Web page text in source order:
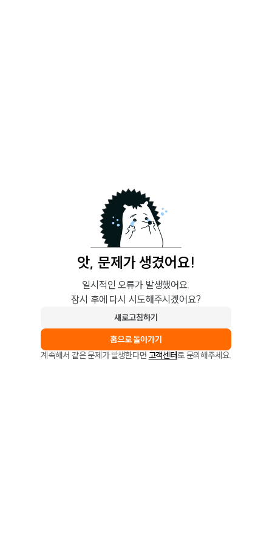
앗, 문제가 생겼어요!
일시적인 오류가 발생했어요.
잠시 후에 다시 시도해주시겠어요?
새로고침하기
홈으로 돌아가기
계속해서 같은 문제가 발생한다면 고객센터로 문의해주세요.